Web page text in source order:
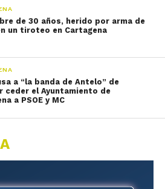
de 30 años, herido por arma de
un tiroteo en Cartagena
a “la banda de Antelo” de
ceder el Ayuntamiento de
a PSOE y MC